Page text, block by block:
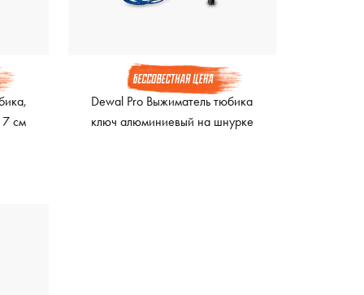
см
Dewal Pro Выжиматель тюбика
ключ алюминиевый на шнурке